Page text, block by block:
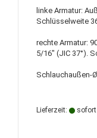
linke Armatur:
Schlüsselweite
rechte Armatur:
5/16" (JIC 37°).
Schlauchaußen-
Lieferzeit: